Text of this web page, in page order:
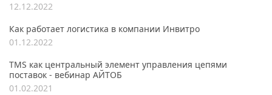
12.12.2022
Как работает логистика в компании Инвитро
01.12.2022
TMS как центральный элемент управления цепями
поставок - вебинар АЙТОБ
01.02.2021